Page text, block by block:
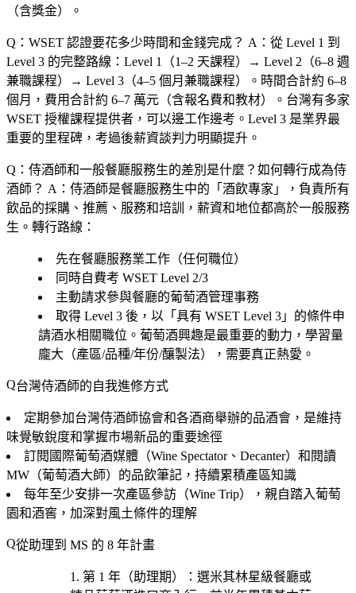
（含獎金）。
Q：WSET 認證要花多少時間和金錢完成？ A：從 Level 1 到
Level 3 的完整路線：Level 1（1–2 天課程）→ Level 2（6–8 週
兼職課程）→ Level 3（4–5 個月兼職課程）。時間合計約 6–8
個月，費用合計約 6–7 萬元（含報名費和教材）。台灣有多家
WSET 授權課程提供者，可以邊工作邊考。Level 3 是業界最
重要的里程碑，考過後薪資談判力明顯提升。
Q：侍酒師和一般餐廳服務生的差別是什麼？如何轉行成為侍
酒師？ A：侍酒師是餐廳服務生中的「酒飲專家」，負責所有
飲品的採購、推薦、服務和培訓，薪資和地位都高於一般服務
生。轉行路線：
先在餐廳服務業工作（任何職位）
同時自費考 WSET Level 2/3
主動請求參與餐廳的葡萄酒管理事務
取得 Level 3 後，以「具有 WSET Level 3」的條件申
請酒水相關職位。葡萄酒興趣是最重要的動力，學習量
龐大（產區/品種/年份/釀製法），需要真正熱愛。
台灣侍酒師的自我進修方式
定期參加台灣侍酒師協會和各酒商舉辦的品酒會，是維持
味覺敏銳度和掌握市場新品的重要途徑
訂閱國際葡萄酒媒體（Wine Spectator、Decanter）和閱讀
MW（葡萄酒大師）的品飲筆記，持續累積產區知識
每年至少安排一次產區參訪（Wine Trip），親自踏入葡萄
園和酒窖，加深對風土條件的理解
從助理到 MS 的 8 年計畫
第 1 年（助理期） ：選米其林星級餐廳或